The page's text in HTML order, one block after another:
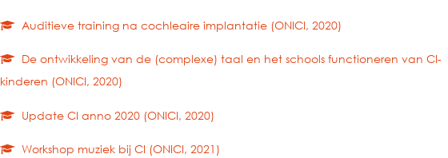
Auditieve training na cochleaire implantatie (ONICI, 2020)
De ontwikkeling van de (complexe) taal en het schools functioneren van CI-
kinderen (ONICI, 2020)
Update CI anno 2020 (ONICI, 2020)
Workshop muziek bij CI (ONICI, 2021)